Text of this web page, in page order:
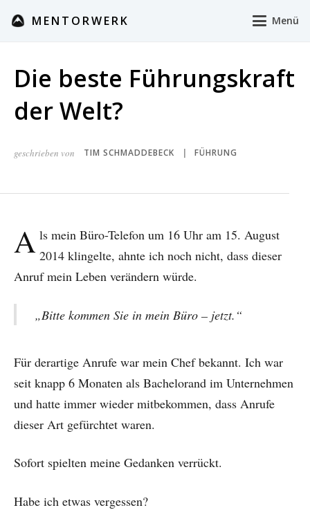
MENTORWERK Menü
Die beste Führungskraft
der Welt?
geschrieben von TIM SCHMADDEBECK FÜHRUNG
A ls mein Büro-Telefon um 16 Uhr am 15. August
2014 klingelte, ahnte ich noch nicht, dass dieser
Anruf mein Leben verändern würde.
„Bitte kommen Sie in mein Büro – jetzt.“
Für derartige Anrufe war mein Chef bekannt. Ich war
seit knapp 6 Monaten als Bachelorand im Unternehmen
und hatte immer wieder mitbekommen, dass Anrufe
dieser Art gefürchtet waren.
Sofort spielten meine Gedanken verrückt.
Habe ich etwas vergessen?